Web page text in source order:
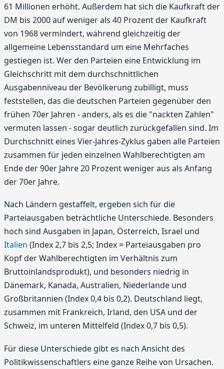
61 Millionen erhöht. Außerdem hat sich die Kaufkraft der
DM bis 2000 auf weniger als 40 Prozent der Kaufkraft
von 1968 vermindert, während gleichzeitig der
allgemeine Lebensstandard um eine Mehrfaches
gestiegen ist. Wer den Parteien eine Entwicklung im
Gleichschritt mit dem durchschnittlichen
Ausgabenniveau der Bevölkerung zubilligt, muss
feststellen, das die deutschen Parteien gegenüber den
frühen 70er Jahren - anders, als es die "nackten Zahlen"
vermuten lassen - sogar deutlich zurückgefallen sind. Im
Durchschnitt eines Vier-Jahres-Zyklus gaben alle Parteien
zusammen für jeden einzelnen Wahlberechtigten am
Ende der 90er Jahre 20 Prozent weniger aus als Anfang
der 70er Jahre.
Nach Ländern gestaffelt, ergeben sich für die
Parteiausgaben beträchtliche Unterschiede. Besonders
hoch sind Ausgaben in Japan, Österreich, Israel und
Italien (Index 2,7 bis 2,5; Index = Parteiausgaben pro
Kopf der Wahlberechtigten im Verhältnis zum
Bruttoinlandsprodukt), und besonders niedrig in
Dänemark, Kanada, Australien, Niederlande und
Großbritannien (Index 0,4 bis 0,2). Deutschland liegt,
zusammen mit Frankreich, Irland, den USA und der
Schweiz, im unteren Mittelfeld (Index 0,7 bis 0,5).
Für diese Unterschiede gibt es nach Ansicht des
Politikwissenschaftlers eine ganze Reihe von Ursachen.